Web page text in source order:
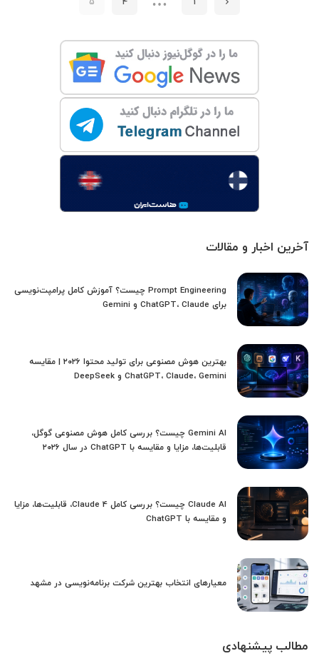
آخرین اخبار و مقالات
Prompt Engineering چیست؟ آموزش کامل پرامپت‌نویسی
برای ChatGPT، Claude و Gemini
بهترین هوش مصنوعی برای تولید محتوا ۲۰۲۶ | مقایسه
ChatGPT، Claude، Gemini و DeepSeek
Gemini AI چیست؟ بررسی کامل هوش مصنوعی گوگل،
قابلیت‌ها، مزایا و مقایسه با ChatGPT در سال ۲۰۲۶
Claude AI چیست؟ بررسی کامل Claude 4، قابلیت‌ها، مزایا
و مقایسه با ChatGPT
معیارهای انتخاب بهترین شرکت برنامه‌نویسی در مشهد
مطالب پیشنهادی